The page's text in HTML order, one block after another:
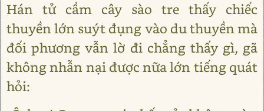
Hán tử cầm cây sào tre thấy chiếc
thuyền lớn suýt đụng vào du thuyền mà
đối phương vẫn lờ đi chẳng thấy gì, gã
không nhẫn nại được nữa lớn tiếng quát
hỏi: